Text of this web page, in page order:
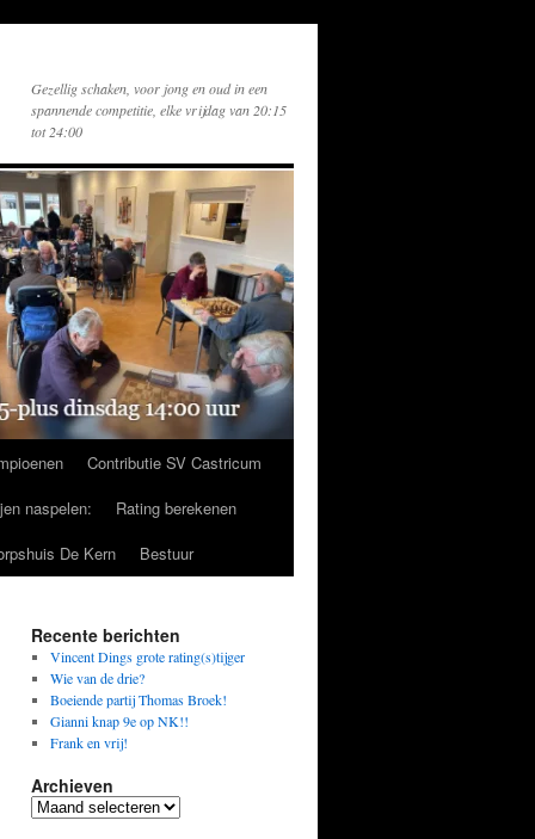
Gezellig schaken, voor jong en oud in een
spannende competitie, elke vrijdag van 20:15
tot 24:00
Contributie SV Castricum
naspelen:
Rating berekenen
De Kern Bestuur
Recente berichten
Vincent Dings grote rating(s)tijger
Wie van de drie?
Boeiende partij Thomas Broek!
Gianni knap 9e op NK!!
Frank en vrij!
Archieven
Archieven